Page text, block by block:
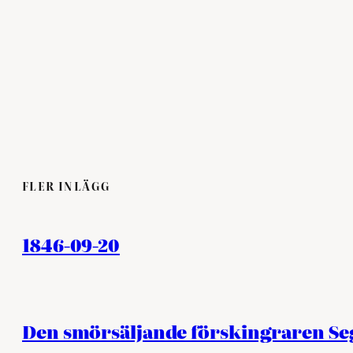
FLER INLÄGG
1846-09-20
Den smörsäljande förskingraren